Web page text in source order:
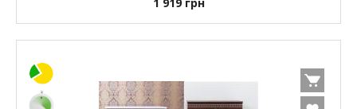
1 919 грн